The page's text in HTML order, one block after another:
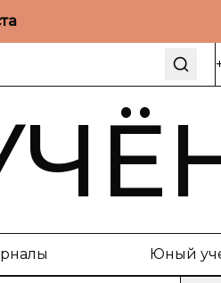
Юный